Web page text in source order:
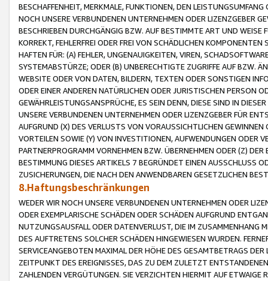
BESCHAFFENHEIT, MERKMALE, FUNKTIONEN, DEN
NOCH UNSERE VERBUNDENEN UNTERNEHMEN ODER LIZENZGEBER
BESCHRIEBEN DURCHGÄNGIG BZW. AUF BESTIMMTE ART UND
KORREKT, FEHLERFREI ODER FREI VON SCHÄDLICHEN
HAFTEN FÜR: (A) FEHLER, UNGENAUIGKEITEN, VIREN,
SYSTEMABSTÜRZE; ODER (B) UNBERECHTIGTE ZUGRIFFE AUF BZW.
WEBSITE ODER VON DATEN, BILDERN, TEXTEN ODER SONSTIGEN
ODER EINER ANDEREN NATÜRLICHEN ODER JURISTISCHEN PERSON
GEWÄHRLEISTUNGSANSPRÜCHE, ES SEIN DENN, DIESE SIND IN
UNSERE VERBUNDENEN UNTERNEHMEN ODER LIZENZGEBER FÜR
AUFGRUND (X) DES VERLUSTS VON VORAUSSICHTLICHEN
VORTEILEN SOWIE (Y) VON INVESTITIONEN, AUFWENDUNGEN ODER
PARTNERPROGRAMM VORNEHMEN BZW. ÜBERNEHMEN ODER (Z)
BESTIMMUNG DIESES ARTIKELS 7 BEGRÜNDET EINEN AUSSCHLUSS
ZUSICHERUNGEN, DIE NACH DEN ANWENDBAREN GESETZLICHEN
8.Haftungsbeschränkungen
WEDER WIR NOCH UNSERE VERBUNDENEN UNTERNEHMEN ODER
ODER EXEMPLARISCHE SCHÄDEN ODER SCHÄDEN AUFGRUND
NUTZUNGSAUSFALL ODER DATENVERLUST, DIE IM ZUSAMMENHANG
DES AUFTRETENS SOLCHER SCHÄDEN HINGEWIESEN WURDEN.
SERVICEANGEBOTEN MAXIMAL DER HÖHE DES GESAMTBETRAGS
ZEITPUNKT DES EREIGNISSES, DAS ZU DEM ZULETZT
ZAHLENDEN VERGÜTUNGEN. SIE VERZICHTEN HIERMIT AUF